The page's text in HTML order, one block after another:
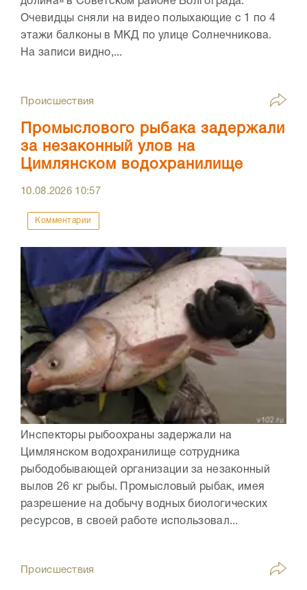
Очевидцы сняли на видео полыхающие с 1 по 4
этажи балконы в МКД по улице Солнечникова.
На записи видно,...
Происшествия
Промыслового рыбака задержали
за незаконный улов на
Цимлянском водохранилище
10.08.2026 10:57
Комментарии
Инспекторы рыбоохраны задержали на
Цимлянском водохранилище сотрудника
рыбодобывающей организации за незаконный
вылов 26 кг рыбы. Промысловый рыбак, имея
разрешение на добычу водных биологических
ресурсов, в своей работе использовал...
Происшествия